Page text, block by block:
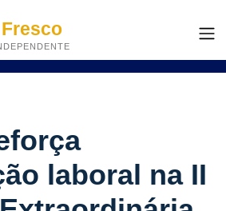
Fresco
laboral na II